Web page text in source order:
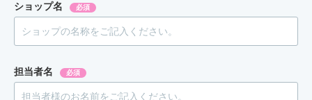
ショップ名 必須
担当者名 必須